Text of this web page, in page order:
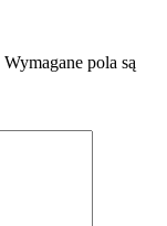
Wymagane pola są